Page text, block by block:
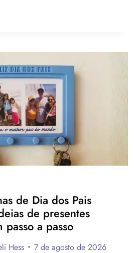
de Dia dos Pais
de presentes
passo a passo
Hess 7 de agosto de 2026